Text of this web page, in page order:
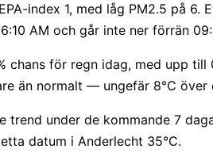
index 1, med låg PM2.5 på 6.
AM och går inte ner förrän
chans för regn idag, med upp
än normalt — ungefär 8°C
trend under de kommande 7
datum i Anderlecht 35°C.